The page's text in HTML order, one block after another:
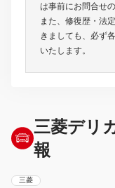
は事前にお問合せ
また、修復歴・法
きましても、必ず
いたします。
三菱デリ
報
三菱